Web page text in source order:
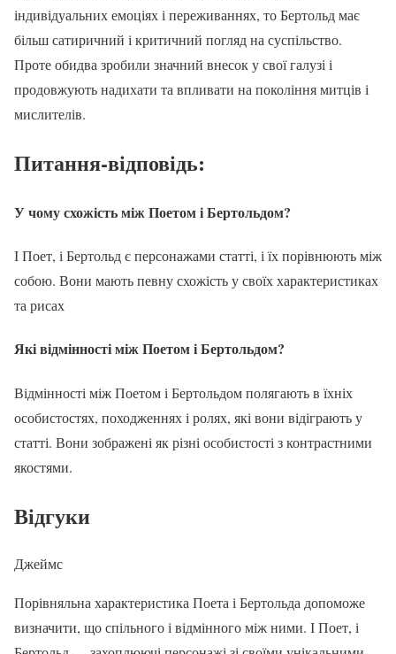
індивідуальних емоціях і переживаннях, то Бертольд має
більш сатиричний і критичний погляд на суспільство.
Проте обидва зробили значний внесок у свої галузі і
продовжують надихати та впливати на покоління митців і
мислителів.
Питання-відповідь:
У чому схожість між Поетом і Бертольдом?
І Поет, і Бертольд є персонажами статті, і їх порівнюють між
собою. Вони мають певну схожість у своїх характеристиках
та рисах
Які відмінності між Поетом і Бертольдом?
Відмінності між Поетом і Бертольдом полягають в їхніх
особистостях, походженнях і ролях, які вони відіграють у
статті. Вони зображені як різні особистості з контрастними
якостями.
Відгуки
Джеймс
Порівняльна характеристика Поета і Бертольда допоможе
визначити, що спільного і відмінного між ними. І Поет, і